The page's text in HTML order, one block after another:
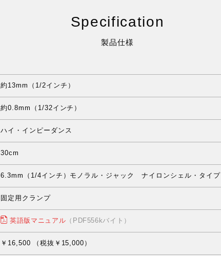
Specification
製品仕様
約13mm（1/2インチ）
約0.8mm（1/32インチ）
ハイ・インピーダンス
30cm
6.3mm（1/4インチ）モノラル・ジャック ナイロンシェル・タイプ
固定用クランプ
英語版マニュアル （PDF556kバイト）
￥16,500 （税抜￥15,000）